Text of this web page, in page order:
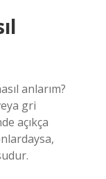
anlarım?
gri
açıkça